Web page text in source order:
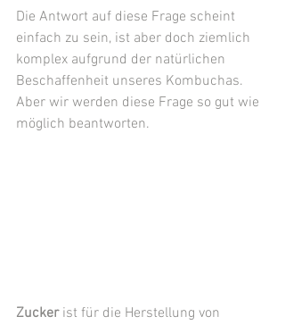
Die Antwort auf diese Frage scheint
einfach zu sein, ist aber doch ziemlich
komplex aufgrund der natürlichen
Beschaffenheit unseres Kombuchas.
Aber wir werden diese Frage so gut wie
möglich beantworten.
Zucker ist für die Herstellung von